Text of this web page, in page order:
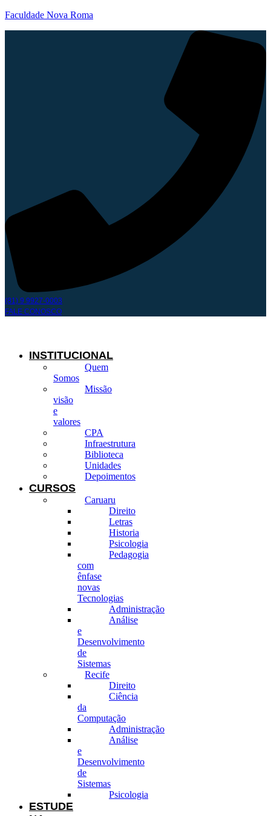
Faculdade Nova Roma
(81) 9 9927-0003
FALE CONOSCO
INSTITUCIONAL
Quem
Somos
Missão
visão
e
valores
CPA
Infraestrutura
Biblioteca
Unidades
Depoimentos
CURSOS
Caruaru
Direito
Letras
Historia
Psicologia
Pedagogia
com
ênfase
novas
Tecnologias
Administração
Análise
e
Desenvolvimento
de
Sistemas
Recife
Direito
Ciência
da
Computação
Administração
Análise
e
Desenvolvimento
de
Sistemas
Psicologia
ESTUDE